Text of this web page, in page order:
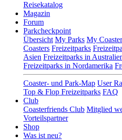
Reisekatalog
Magazin
Forum
Parkcheckpoint
Übersicht My Parks My
Coasters Freizeitparks
Asien Freizeitparks in
Freizeitparks in Nordamerika
Coaster- und Park-Map User
Top & Flop Freizeitparks FAQ
Club
Coasterfriends Club Mitglied
Vorteilspartner
Shop
Was ist neu?